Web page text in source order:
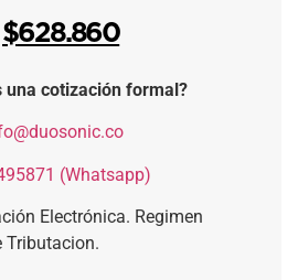
$628.860
una cotización formal?
(Whatsapp)
Electrónica. Regimen
Tributacion.